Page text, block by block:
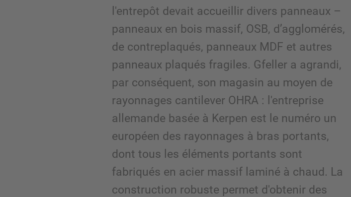
l'entrepôt devait accueillir divers panneaux –
panneaux en bois massif, OSB, d’agglomérés,
de contreplaqués, panneaux MDF et autres
panneaux plaqués fragiles. Gfeller a agrandi,
par conséquent, son magasin au moyen de
rayonnages cantilever OHRA : l'entreprise
allemande basée à Kerpen est le numéro un
européen des rayonnages à bras portants,
dont tous les éléments portants sont
fabriqués en acier massif laminé à chaud. La
construction robuste permet d'obtenir des